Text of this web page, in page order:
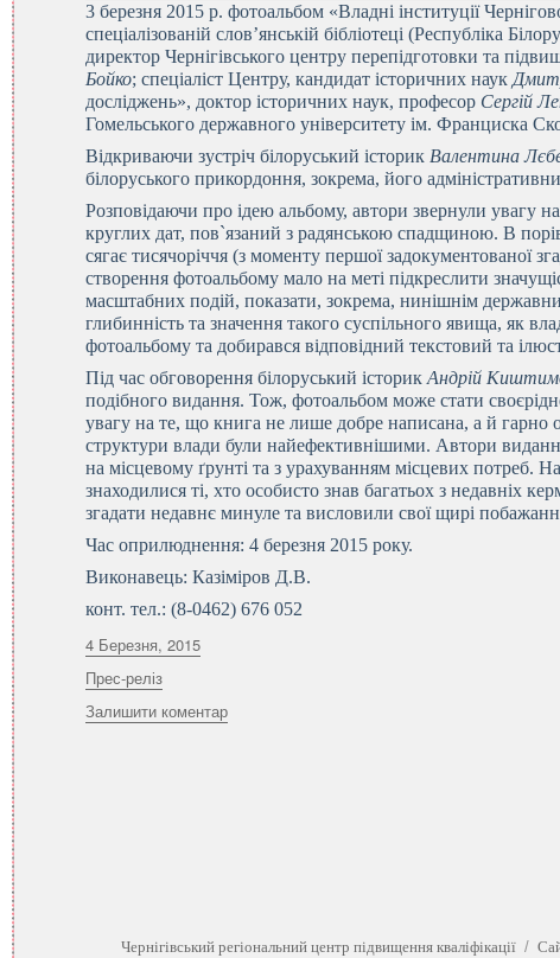
3 березня 2015 р. фотоальбом «Владні інституції
спеціалізованій слов’янській бібліотеці (Республіка
директор Чернігівського центру перепідготовки та
Бойко; спеціаліст Центру, кандидат історичних наук
досліджень», доктор історичних наук, професор Сергій
Гомельського державного університету ім. Франциска
Відкриваючи зустріч білоруський історик Валентина
білоруського прикордоння, зокрема, його
Розповідаючи про ідею альбому, автори звернули увагу
круглих дат, пов`язаний з радянською спадщиною. В
сягає тисячоріччя (з моменту першої задокументованої
створення фотоальбому мало на меті підкреслити
масштабних подій, показати, зокрема, нинішнім
глибинність та значення такого суспільного явища, як
фотоальбому та добирався відповідний текстовий та
Під час обговорення білоруський історик Андрій
подібного видання. Тож, фотоальбом може стати
увагу на те, що книга не лише добре написана, а й гарно
структури влади були найефективнішими. Автори
на місцевому ґрунті та з урахуванням місцевих потреб.
знаходилися ті, хто особисто знав багатьох з недавніх
згадати недавнє минуле та висловили свої щирі
Час оприлюднення: 4 березня 2015 року.
Виконавець: Казіміров Д.В.
конт. тел.: (8-0462) 676 052
Оприлюднено
4 Березня, 2015
Категорії
Прес-реліз
Залишити коментардо
Чернігівський регіональний центр підвищення кваліфікації